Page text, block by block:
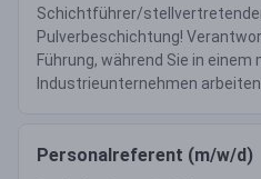
Schichtführer/
Pulverbeschichtung!
Führung, während Sie in einem
Industrieunternehmen arbeiten.
Personalreferent (m/w/d)